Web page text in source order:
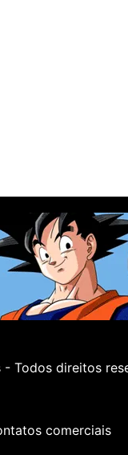
Todos direitos
comerciais